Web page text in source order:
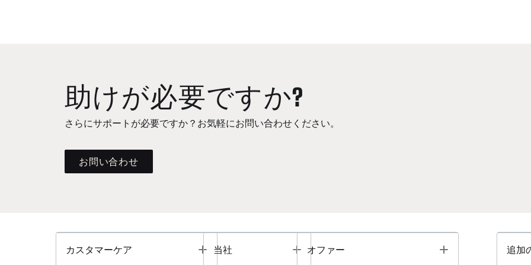
助けが必要ですか?
さらにサポートが必要ですか？お気軽にお問い合わせください。
お問い合わせ
カスタマーケア Toggle
当社 Toggle
オファー Toggle 追加